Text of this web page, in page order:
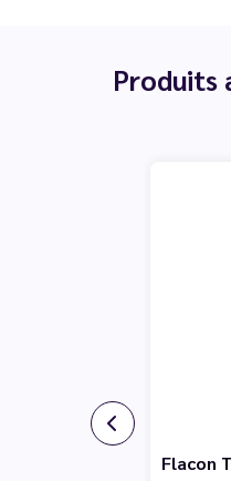
Produits
Flacon